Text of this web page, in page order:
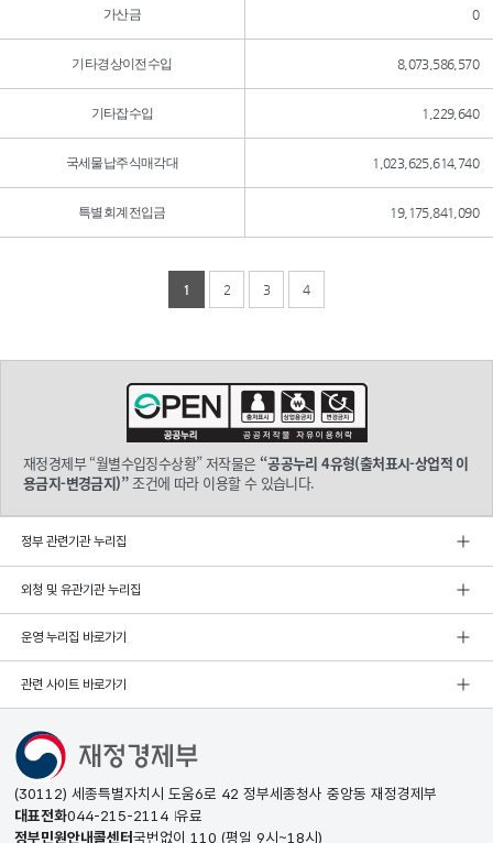
가산금 0
기타경상이전수입 8,073,586,570
기타잡수입 1,229,640
국세물납주식매각대 1,023,625,614,740
특별회계전입금 19,175,841,090
1 2 3 4
재정경제부 “월별수입징수상황” 저작물은 “공공누리 4유형(출처표시-상업적 이
용금지-변경금지)”조건에 따라 이용할 수 있습니다.
정부 관련기관 누리집
외청 및 유관기관 누리집
운영 누리집 바로가기
관련 사이트 바로가기
(30112) 세종특별자치시 도움6로 42 정부세종청사 중앙동 재정경제부
대표전화044-215-2114 유료
정부민원안내콜센터국번없이 110 (평일 9시~18시)